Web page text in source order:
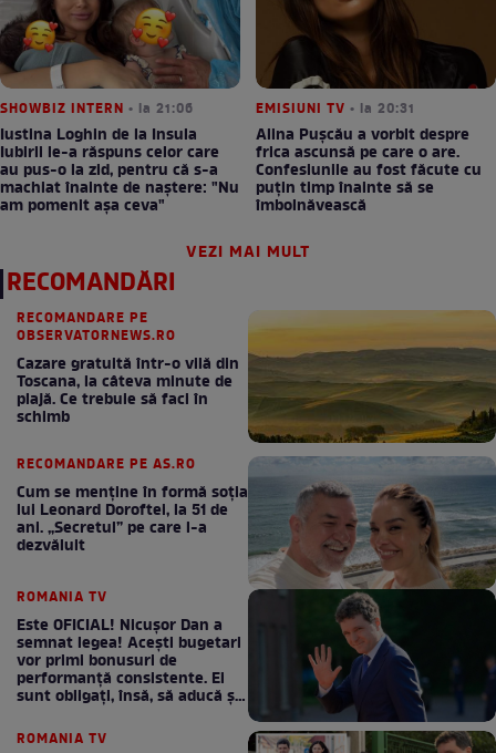
SHOWBIZ INTERN • la 21:06
Iustina Loghin de la Insula
Iubirii le-a răspuns celor care
au pus-o la zid, pentru că s-a
machiat înainte de naștere: "Nu
am pomenit așa ceva"
EMISIUNI TV • la 20:31
Alina Pușcău a vorbit despre
frica ascunsă pe care o are.
Confesiunile au fost făcute cu
puțin timp înainte să se
îmbolnăvească
VEZI MAI MULT
RECOMANDĂRI
RECOMANDARE PE
OBSERVATORNEWS.RO
Cazare gratuită într-o vilă din
Toscana, la câteva minute de
plajă. Ce trebuie să faci în
schimb
RECOMANDARE PE AS.RO
Cum se menţine în formă soţia
lui Leonard Doroftei, la 51 de
ani. „Secretul” pe care l-a
dezvăluit
ROMANIA TV
Este OFICIAL! Nicușor Dan a
semnat legea! Acești bugetari
vor primi bonusuri de
performanță consistente. Ei
sunt obligați, însă, să aducă și
ROMANIA TV